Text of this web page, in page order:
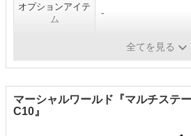
オプションアイテ
ム
‐
30.6kg全てを見る
マーシャルワールド『マルチステ
C10』